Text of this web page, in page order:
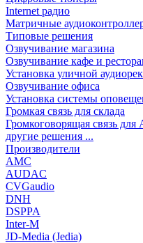
Internet радио
Матричные
Типовые решения
Озвучивание магазина
Озвучивание кафе и
Установка уличной
Озвучивание офиса
Установка системы
Громкая связь для склада
Громкоговорящая связь для
другие решения ...
Производители
AMC
AUDAC
CVGaudio
DNH
DSPPA
Inter-M
JD-Media (Jedia)